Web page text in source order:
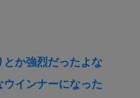
とか強烈だったよな
インナーになった